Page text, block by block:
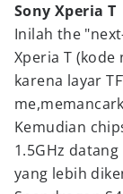
Sony Xperia T
Inilah the
Xperia T
karena layar
Kemudian
1.5GHz
yang lebih